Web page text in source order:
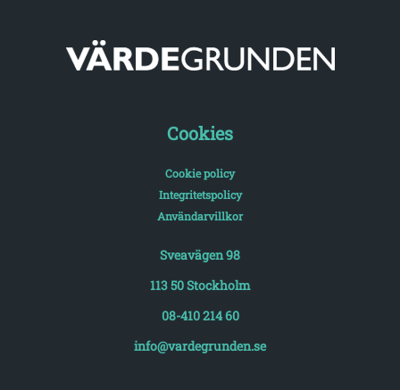
Cookies
Cookie policy
Integritetspolicy
Användarvillkor
Sveavägen 98
113 50 Stockholm
08-410 214 60
info@vardegrunden.se